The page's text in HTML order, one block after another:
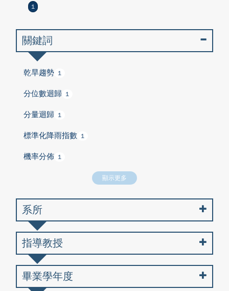
1
關鍵詞
乾旱趨勢 1
分位數迴歸 1
分量迴歸 1
標準化降雨指數 1
機率分佈 1
顯示更多
系所
指導教授
畢業學年度